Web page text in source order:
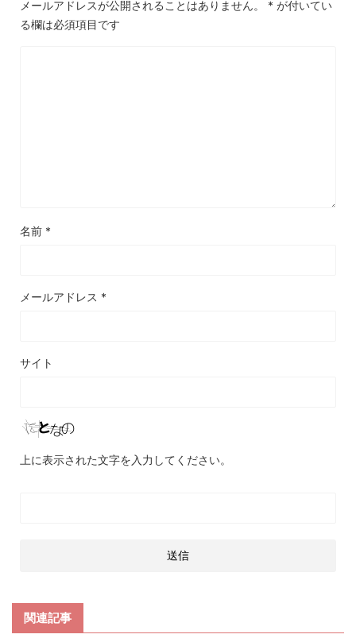
メールアドレスが公開されることはありません。 * が付いてい
る欄は必須項目です
名前 *
メールアドレス *
サイト
上に表示された文字を入力してください。
関連記事